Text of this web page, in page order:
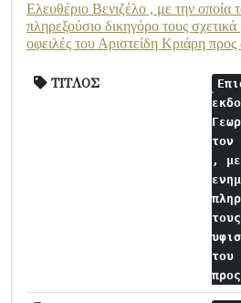
Ελευθέριο Βενιζέλο , με την οποία
πληρεξούσιο δικηγόρο τους σχετικά
οφειλές του Αριστείδη Κριάρη προς
ΤΙΤΛΟΣ
τον
,
του